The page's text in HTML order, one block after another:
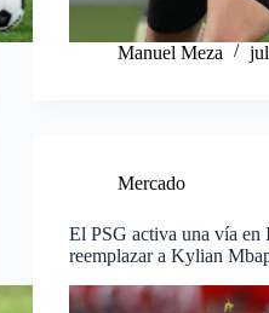
Manuel Meza
Mercado
El PSG activa una vía en
reemplazar a Kylian